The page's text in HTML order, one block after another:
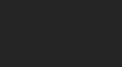
это место привлекательным